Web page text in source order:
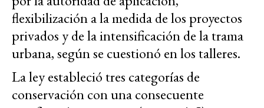
flexibilización a la medida de los proyectos
privados y de la intensificación de la trama
urbana, según se cuestionó en los talleres.
La ley estableció tres categorías de
conservación con una consecuente